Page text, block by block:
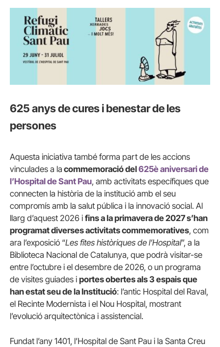
625 anys de cures i benestar de les
persones
Aquesta iniciativa també forma part de les accions
vinculades a la commemoració del625è aniversari de
l’Hospital de Sant Pau, amb activitats específiques que
connecten la història de la institució amb el seu
compromís amb la salut pública i la innovació social. Al
llarg d’aquest 2026 i fins a la primavera de 2027 s’han
programat diverses activitats commemoratives, com
ara l’exposició “Les fites històriques de l’Hospital”, a la
Biblioteca Nacional de Catalunya, que podrà visitar-se
entre l’octubre i el desembre de 2026, o un programa
de visites guiades i portes obertes als 3 espais que
han estat seu de la Institució: l’antic Hospital del Raval,
el Recinte Modernista i el Nou Hospital, mostrant
l’evolució arquitectònica i assistencial.
Fundat l’any 1401, l’Hospital de Sant Pau i la Santa Creu